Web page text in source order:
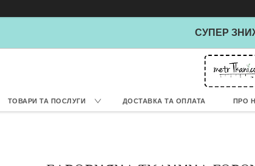
СУПЕР
ТОВАРИ ТА ПОСЛУГИ ДОСТАВКА ТА ОПЛАТА ПРО